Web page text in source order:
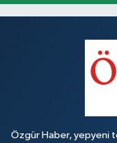
Özgür Haber, yepyeni